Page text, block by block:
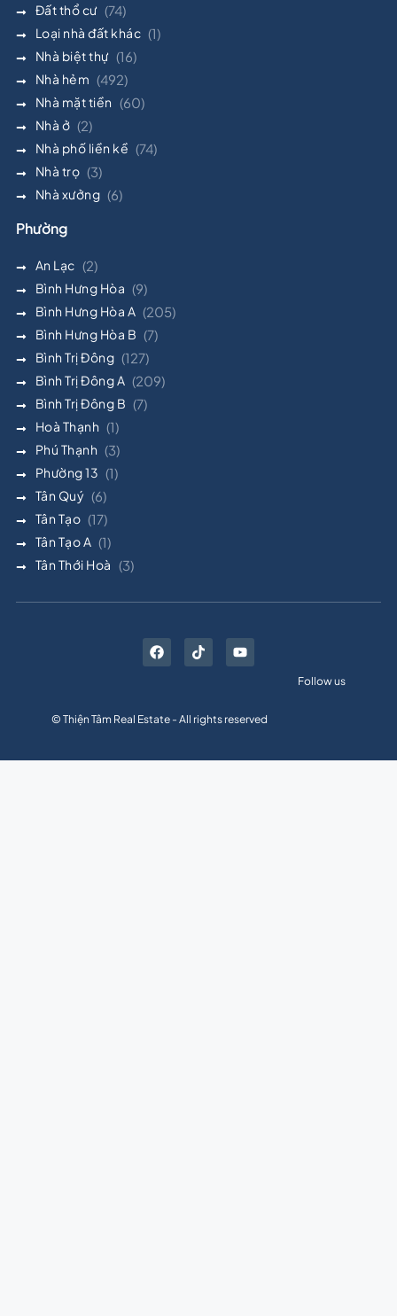
Đất thổ cư (74)
Loại nhà đất khác (1)
Nhà biệt thự (16)
Nhà hẻm (492)
Nhà mặt tiền (60)
Nhà ở (2)
Nhà phố liền kề (74)
Nhà trọ (3)
Nhà xưởng (6)
Phường
An Lạc (2)
Bình Hưng Hòa (9)
Bình Hưng Hòa A (205)
Bình Hưng Hòa B (7)
Bình Trị Đông (127)
Bình Trị Đông A (209)
Bình Trị Đông B (7)
Hoà Thạnh (1)
Phú Thạnh (3)
Phường 13 (1)
Tân Quý (6)
Tân Tạo (17)
Tân Tạo A (1)
Tân Thới Hoà (3)
© Thiện Tâm Real Estate - All rights reserved
Follow us